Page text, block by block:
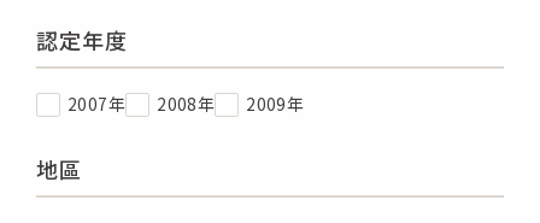
認定年度
2007年 2008年 2009年
地區